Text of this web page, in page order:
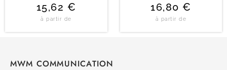
15,62 €
à partir de
16,80 €
à partir de
MWM COMMUNICATION